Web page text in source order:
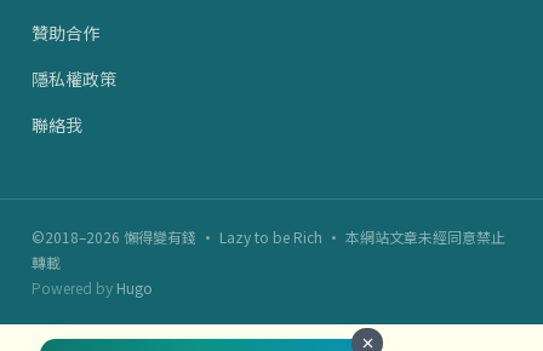
贊助合作
隱私權政策
聯絡我
©2018–2026 懶得變有錢 · Lazy to be Rich · 本網站文章未經同意禁止
轉載
Powered by Hugo